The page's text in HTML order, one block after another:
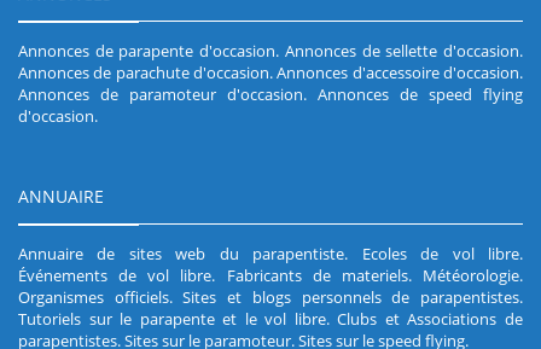
Annonces de parapente d'occasion. Annonces de sellette d'occasion.
Annonces de parachute d'occasion.Annonces d'accessoire d'occasion.
Annonces de paramoteur d'occasion. Annonces de speed flying
d'occasion.
ANNUAIRE
Annuaire de sites web du parapentiste. Ecoles de vol libre.
Événements de vol libre. Fabricants de materiels. Météorologie.
Organismes officiels.Sites et blogs personnels de parapentistes.
Tutoriels sur le parapente et le vol libre.Clubs et Associations de
parapentistes.Sites sur le paramoteur.Sites sur le speed flying.